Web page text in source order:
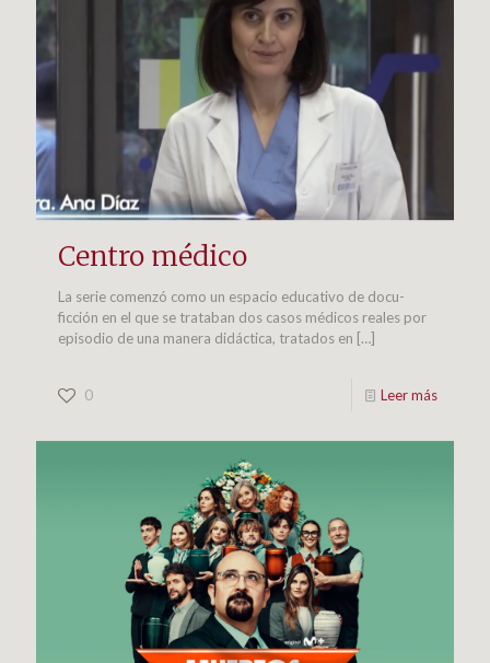
Centro médico
La serie comenzó como un espacio educativo de docu-
ficción en el que se trataban dos casos médicos reales por
episodio de una manera didáctica, tratados en […]
0 Leer más